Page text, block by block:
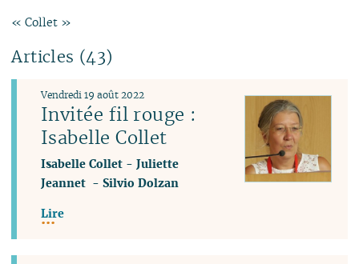
« Collet »
Articles (43)
Invitée fil rouge :
Isabelle Collet
Vendredi 19 août 2022
Isabelle Collet -Juliette
Jeannet -Silvio Dolzan
Lire